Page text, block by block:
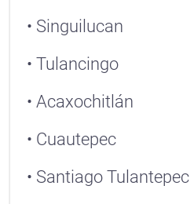
• Singuilucan
• Tulancingo
• Acaxochitlán
• Cuautepec
• Santiago Tulantepec